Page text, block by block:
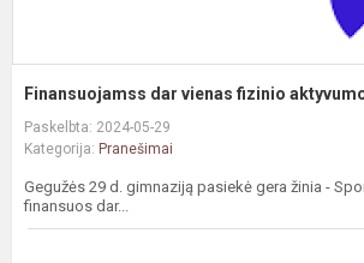
Finansuojamss dar vienas fizinio
Paskelbta: 2024-05-29
Kategorija: Pranešimai
Gegužės 29 d. gimnaziją pasiekė gera žinia -
finansuos dar...